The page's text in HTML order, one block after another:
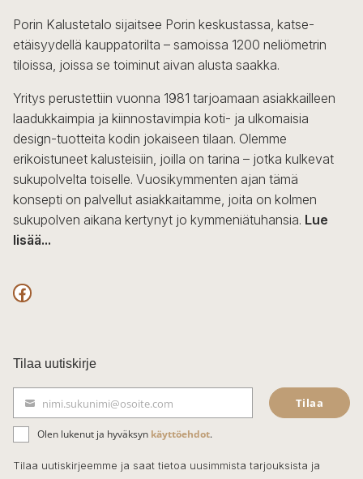
tehdä
valinnat
tuotteen
sivulla.
Porin Kalustetalo sijaitsee Porin keskustassa, katse-
etäisyydellä kauppatorilta – samoissa 1200 neliömetrin
tiloissa, joissa se toiminut aivan alusta saakka.
Yritys perustettiin vuonna 1981 tarjoamaan asiakkailleen
laadukkaimpia ja kiinnostavimpia koti- ja ulkomaisia
design-tuotteita kodin jokaiseen tilaan. Olemme
erikoistuneet kalusteisiin, joilla on tarina – jotka kulkevat
sukupolvelta toiselle. Vuosikymmenten ajan tämä
konsepti on palvellut asiakkaitamme, joita on kolmen
sukupolven aikana kertynyt jo kymmeniätuhansia. Lue
lisää...
F
c
e
b
o
o
Tilaa uutiskirje
ä
h
k
nimi.sukunimi@osoite.com Tilaa
Olen lukenut ja hyväksyn käyttöehdot.
Tilaa uutiskirjeemme ja saat tietoa uusimmista tarjouksista ja